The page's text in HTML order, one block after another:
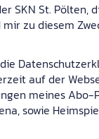
SKN St.
zu diesem
auf der
meines
sowie